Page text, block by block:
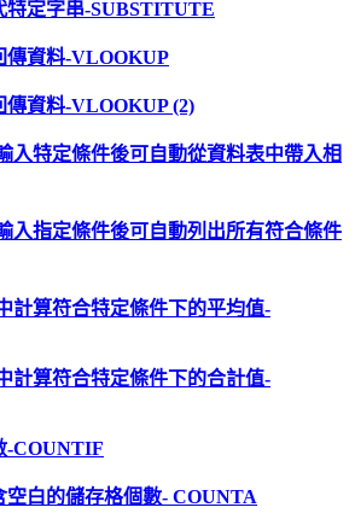
特定字串-SUBSTITUTE
傳資料-VLOOKUP
傳資料-VLOOKUP (2)
入特定條件後可自動從資料表中帶入相
入指定條件後可自動列出所有符合條件
計算符合特定條件下的平均值-
計算符合特定條件下的合計值-
-COUNTIF
空白的儲存格個數- COUNTA